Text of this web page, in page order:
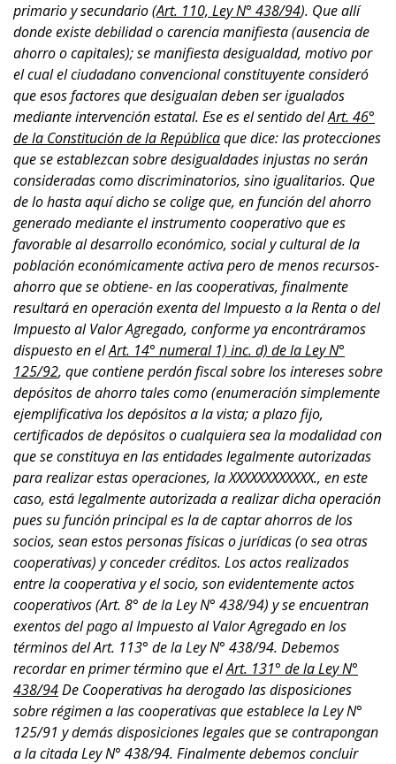
primario y secundario (Art. 110, Ley N° 438/94). Que allí
donde existe debilidad o carencia manifiesta (ausencia de
ahorro o capitales); se manifiesta desigualdad, motivo por
el cual el ciudadano convencional constituyente consideró
que esos factores que desigualan deben ser igualados
mediante intervención estatal. Ese es el sentido delArt. 46°
de la Constitución de la Repúblicaque dice: las protecciones
que se establezcan sobre desigualdades injustas no serán
consideradas como discriminatorios, sino igualitarios. Que
de lo hasta aquí dicho se colige que, en función del ahorro
generado mediante el instrumento cooperativo que es
favorable al desarrollo económico, social y cultural de la
población económicamente activa pero de menos recursos-
ahorro que se obtiene- en las cooperativas, finalmente
resultará en operación exenta del Impuesto a la Renta o del
Impuesto al Valor Agregado, conforme ya encontráramos
dispuesto en elArt. 14° numeral 1) inc. d) de la Ley N°
125/92, que contiene perdón fiscal sobre los intereses sobre
depósitos de ahorro tales como (enumeración simplemente
ejemplificativa los depósitos a la vista; a plazo fijo,
certificados de depósitos o cualquiera sea la modalidad con
que se constituya en las entidades legalmente autorizadas
para realizar estas operaciones, la XXXXXXXXXXXX., en este
caso, está legalmente autorizada a realizar dicha operación
pues su función principal es la de captar ahorros de los
socios, sean estos personas físicas o jurídicas (o sea otras
cooperativas) y conceder créditos. Los actos realizados
entre la cooperativa y el socio, son evidentemente actos
cooperativos (Art. 8° de la Ley N° 438/94) y se encuentran
exentos del pago al Impuesto al Valor Agregado en los
términos del Art. 113° de la Ley N° 438/94. Debemos
recordar en primer término que elArt. 131° de la Ley N°
438/94De Cooperativas ha derogado las disposiciones
sobre régimen a las cooperativas que establece la Ley N°
125/91 y demás disposiciones legales que se contrapongan
a la citada Ley N° 438/94. Finalmente debemos concluir